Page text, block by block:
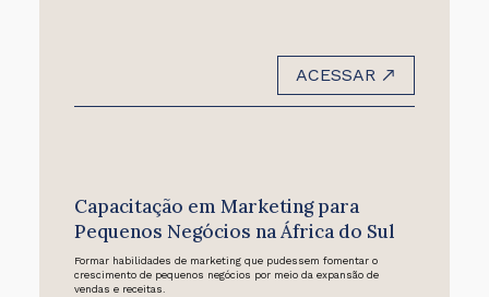
ACESSAR
Capacitação em Marketing para
Pequenos Negócios na África do Sul
Formar habilidades de marketing que pudessem fomentar o
crescimento de pequenos negócios por meio da expansão de
vendas e receitas.